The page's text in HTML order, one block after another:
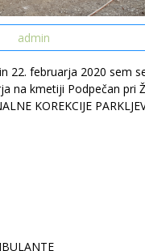
admin
22. februarja 2020 sem
na kmetiji Podpečan pri
KOREKCIJE